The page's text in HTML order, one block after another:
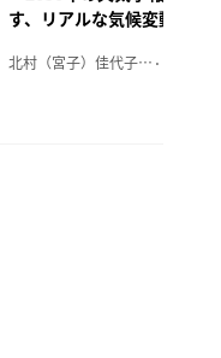
す、リアルな気候変動の影
北村（宮子）佳代子（オルタナ輪番編集長）